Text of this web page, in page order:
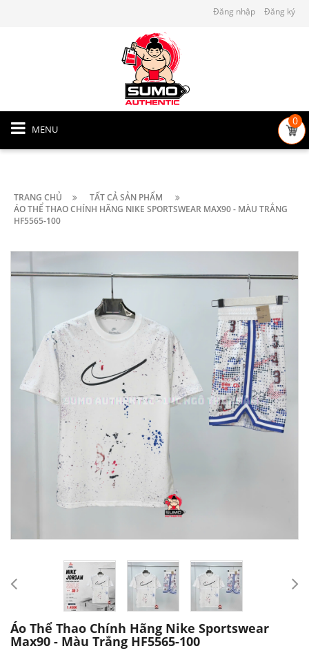
Đăng nhập Đăng ký
MENU
0
TRANG CHỦ
TẤT CẢ SẢN PHẨM
ÁO THỂ THAO CHÍNH HÃNG NIKE SPORTSWEAR MAX90 - MÀU TRẮNG
HF5565-100
Áo Thể Thao Chính Hãng Nike Sportswear
Max90 - Màu Trắng HF5565-100